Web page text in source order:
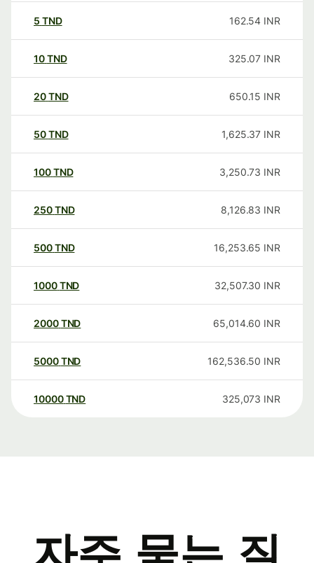
5 TND 162.54 INR
10TND 325.07 INR
20TND 650.15 INR
50TND 1,625.37 INR
100TND 3,250.73 INR
250TND 8,126.83 INR
500TND 16,253.65 INR
1000TND 32,507.30 INR
2000TND 65,014.60 INR
5000TND 162,536.50 INR
10000 TND 325,073 INR